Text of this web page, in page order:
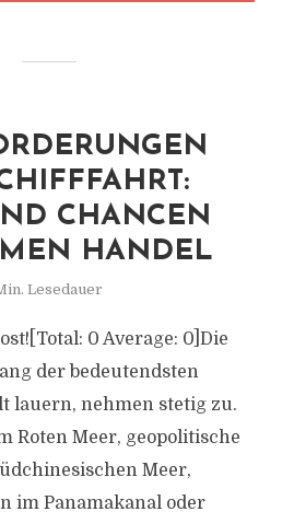
CHANCEN
HANDEL
Lesedauer
0 Average: 0]Die
der bedeutendsten
lauern, nehmen stetig zu.
Roten Meer, geopolitische
Meer,
im Panamakanal oder